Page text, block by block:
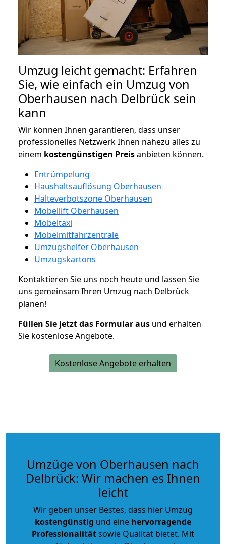
Umzug leicht gemacht: Erfahren
Sie, wie einfach ein Umzug von
Oberhausen nach Delbrück sein
kann
Wir können Ihnen garantieren, dass unser
professionelles Netzwerk Ihnen nahezu alles zu
einem kostengünstigen Preisanbieten können.
Entrümpelung
Haushaltsauflösung Oberhausen
Halteverbotszone Oberhausen
Möbellift Oberhausen
Möbeltaxi
Möbelmitfahrzentrale
Umzugshelfer Oberhausen
Umzugskartons
Kontaktieren Sie uns noch heute und lassen Sie
uns gemeinsam Ihren Umzug nach Delbrück
planen!
Füllen Sie jetzt das Formular aus und erhalten
Sie kostenlose Angebote.
Kostenlose Angebote erhalten
Umzüge von Oberhausen nach
Delbrück: Wir machen es Ihnen
leicht
Wir geben unser Bestes, dass hier Umzug
kostengünstig und eine hervorragende
Professionalitätsowie Qualität bietet. Mit